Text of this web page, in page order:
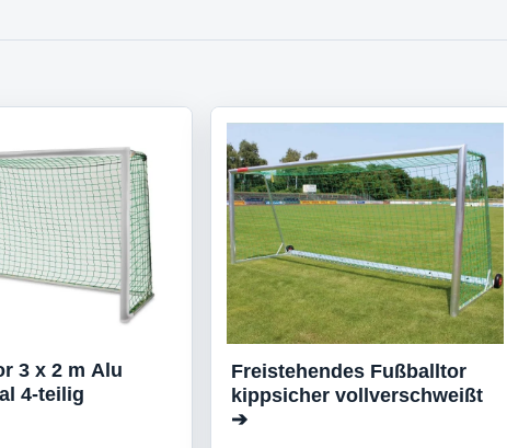
3 x 2 m Alu
Court Royal 4-teilig
Freistehendes Fußballtor
kippsicher vollverschweißt
➔